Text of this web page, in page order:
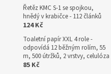
Řetěz KMC S-1 se spojkou,
hnědý v krabičce - 112 článků
124 Kč
Toaletní papír XXL 4 role -
odpovídá 12 běžným rolím, 55
m, 500 útržků, 2 vrstvy, celulóza
85 Kč